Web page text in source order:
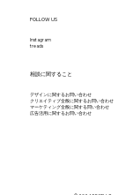
FOLLOW US
Instagram
treads
​相談に関すること
デザインに関するお問い合わせ
クリエイティブ全般に関するお問い合わせ
マーケティング全般に関する問い合わせ
​広告活用に関するお問い合わせ